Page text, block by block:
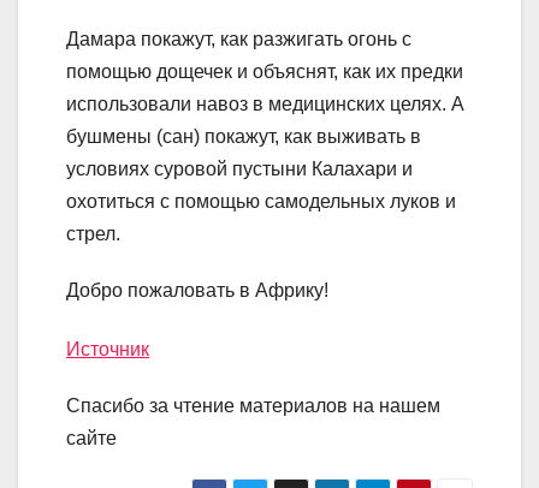
Дамара покажут, как разжигать огонь с
помощью дощечек и объяснят, как их предки
использовали навоз в медицинских целях. А
бушмены (сан) покажут, как выживать в
условиях суровой пустыни Калахари и
охотиться с помощью самодельных луков и
стрел.
Добро пожаловать в Африку!
Источник
Спасибо за чтение материалов на нашем
сайте